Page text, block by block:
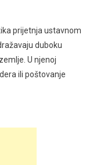
prijetnja ustavnom
duboku
U njenoj
ili poštovanje